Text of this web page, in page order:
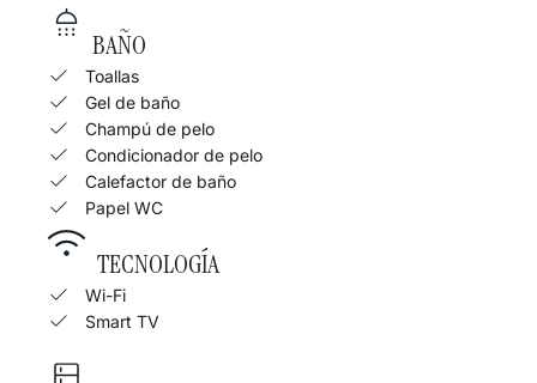
BAÑO
Toallas
Gel de baño
Champú de pelo
Condicionador de pelo
Calefactor de baño
Papel WC
TECNOLOGÍA
Wi-Fi
Smart TV